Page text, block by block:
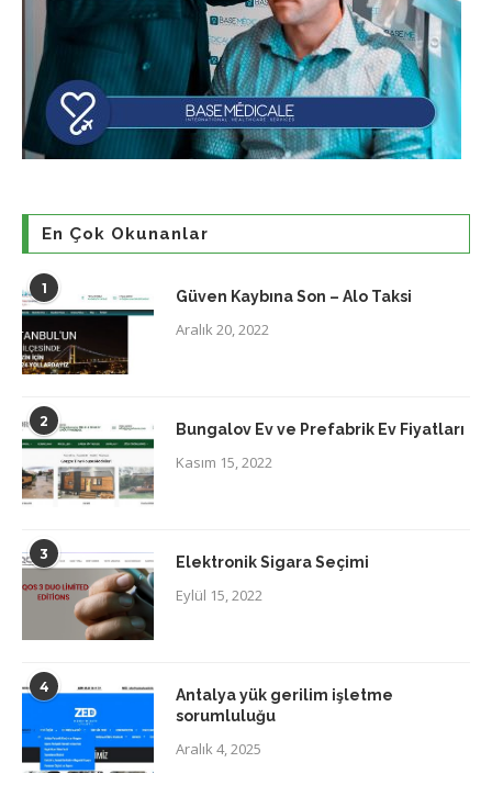
En Çok Okunanlar
1 Güven Kaybına Son – Alo Taksi
Aralık 20, 2022
2 Bungalov Ev ve Prefabrik Ev Fiyatları
Kasım 15, 2022
3 Elektronik Sigara Seçimi
Eylül 15, 2022
4
Antalya yük gerilim işletme
sorumluluğu
Aralık 4, 2025